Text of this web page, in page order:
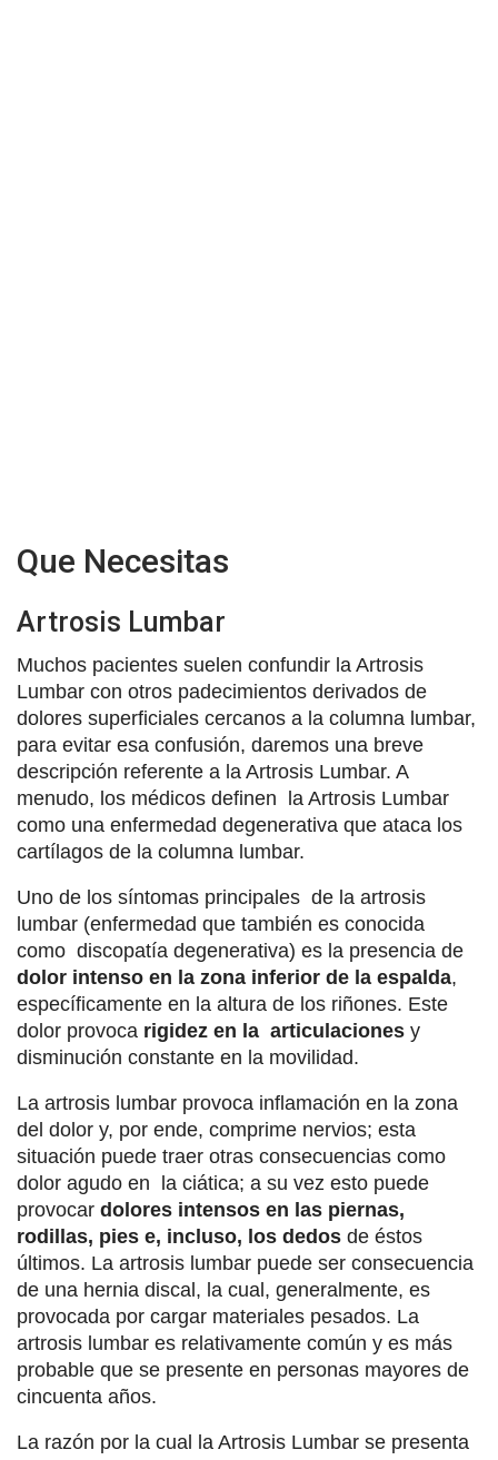
Que Necesitas
Artrosis Lumbar
Muchos pacientes suelen confundir la Artrosis
Lumbar con otros padecimientos derivados de
dolores superficiales cercanos a la columna lumbar,
para evitar esa confusión, daremos una breve
descripción referente a la Artrosis Lumbar. A
menudo, los médicos definen la Artrosis Lumbar
como una enfermedad degenerativa que ataca los
cartílagos de la columna lumbar.
Uno de los síntomas principales de la artrosis
lumbar (enfermedad que también es conocida
como discopatía degenerativa) es la presencia de
dolor intenso en la zona inferior de la espalda,
específicamente en la altura de los riñones. Este
dolor provoca rigidez en la articulaciones y
disminución constante en la movilidad.
La artrosis lumbar provoca inflamación en la zona
del dolor y, por ende, comprime nervios; esta
situación puede traer otras consecuencias como
dolor agudo en la ciática; a su vez esto puede
provocar dolores intensos en las piernas,
rodillas, pies e, incluso, los dedos de éstos
últimos. La artrosis lumbar puede ser consecuencia
de una hernia discal, la cual, generalmente, es
provocada por cargar materiales pesados. La
artrosis lumbar es relativamente común y es más
probable que se presente en personas mayores de
cincuenta años.
La razón por la cual la Artrosis Lumbar se presenta